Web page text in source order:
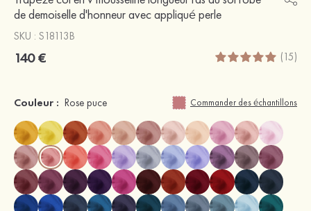
de demoiselle d'honneur avec appliqué perle
SKU : S18113B
140 € (15)
Couleur : Rose puce Commander des échantillons